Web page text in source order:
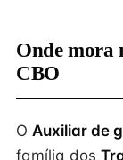
Onde mora
CBO
O Auxiliar de
família dos